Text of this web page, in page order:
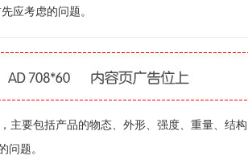
应考虑的问题。
要包括产品的物态、外形、强度、重量、结构
问题。